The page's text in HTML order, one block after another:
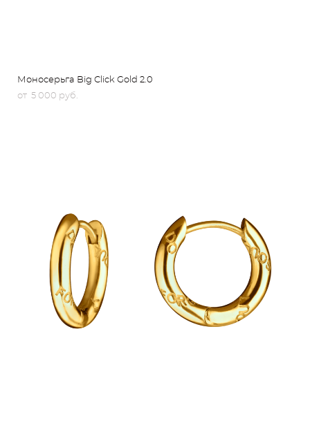
Моносерьга Big Click Gold 2.0
от 5 000 pуб.